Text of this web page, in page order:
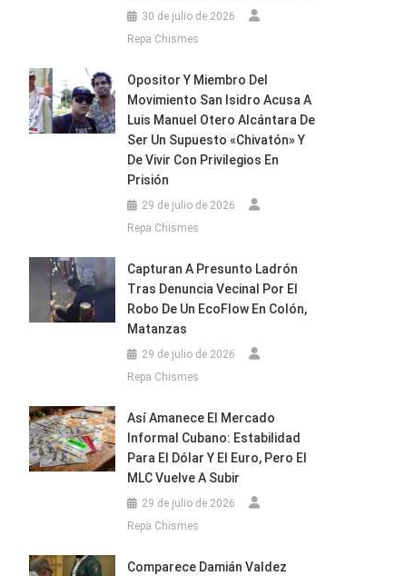
30 de julio de 2026
Repa Chismes
Opositor Y Miembro Del
Movimiento San Isidro Acusa A
Luis Manuel Otero Alcántara De
Ser Un Supuesto «chivatón» Y
De Vivir Con Privilegios En
Prisión
29 de julio de 2026
Repa Chismes
Capturan A Presunto Ladrón
Tras Denuncia Vecinal Por El
Robo De Un EcoFlow En Colón,
Matanzas
29 de julio de 2026
Repa Chismes
Así Amanece El Mercado
Informal Cubano: Estabilidad
Para El Dólar Y El Euro, Pero El
MLC Vuelve A Subir
29 de julio de 2026
Repa Chismes
Comparece Damián Valdez